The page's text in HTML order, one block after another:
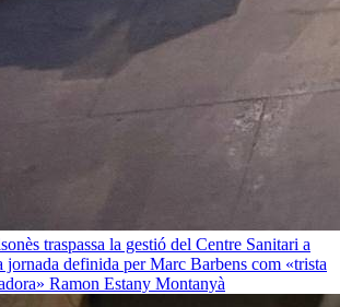
traspassa la gestió del Centre Sanitari a
jornada definida per Marc Barbens com «trista
Ramon Estany Montanyà